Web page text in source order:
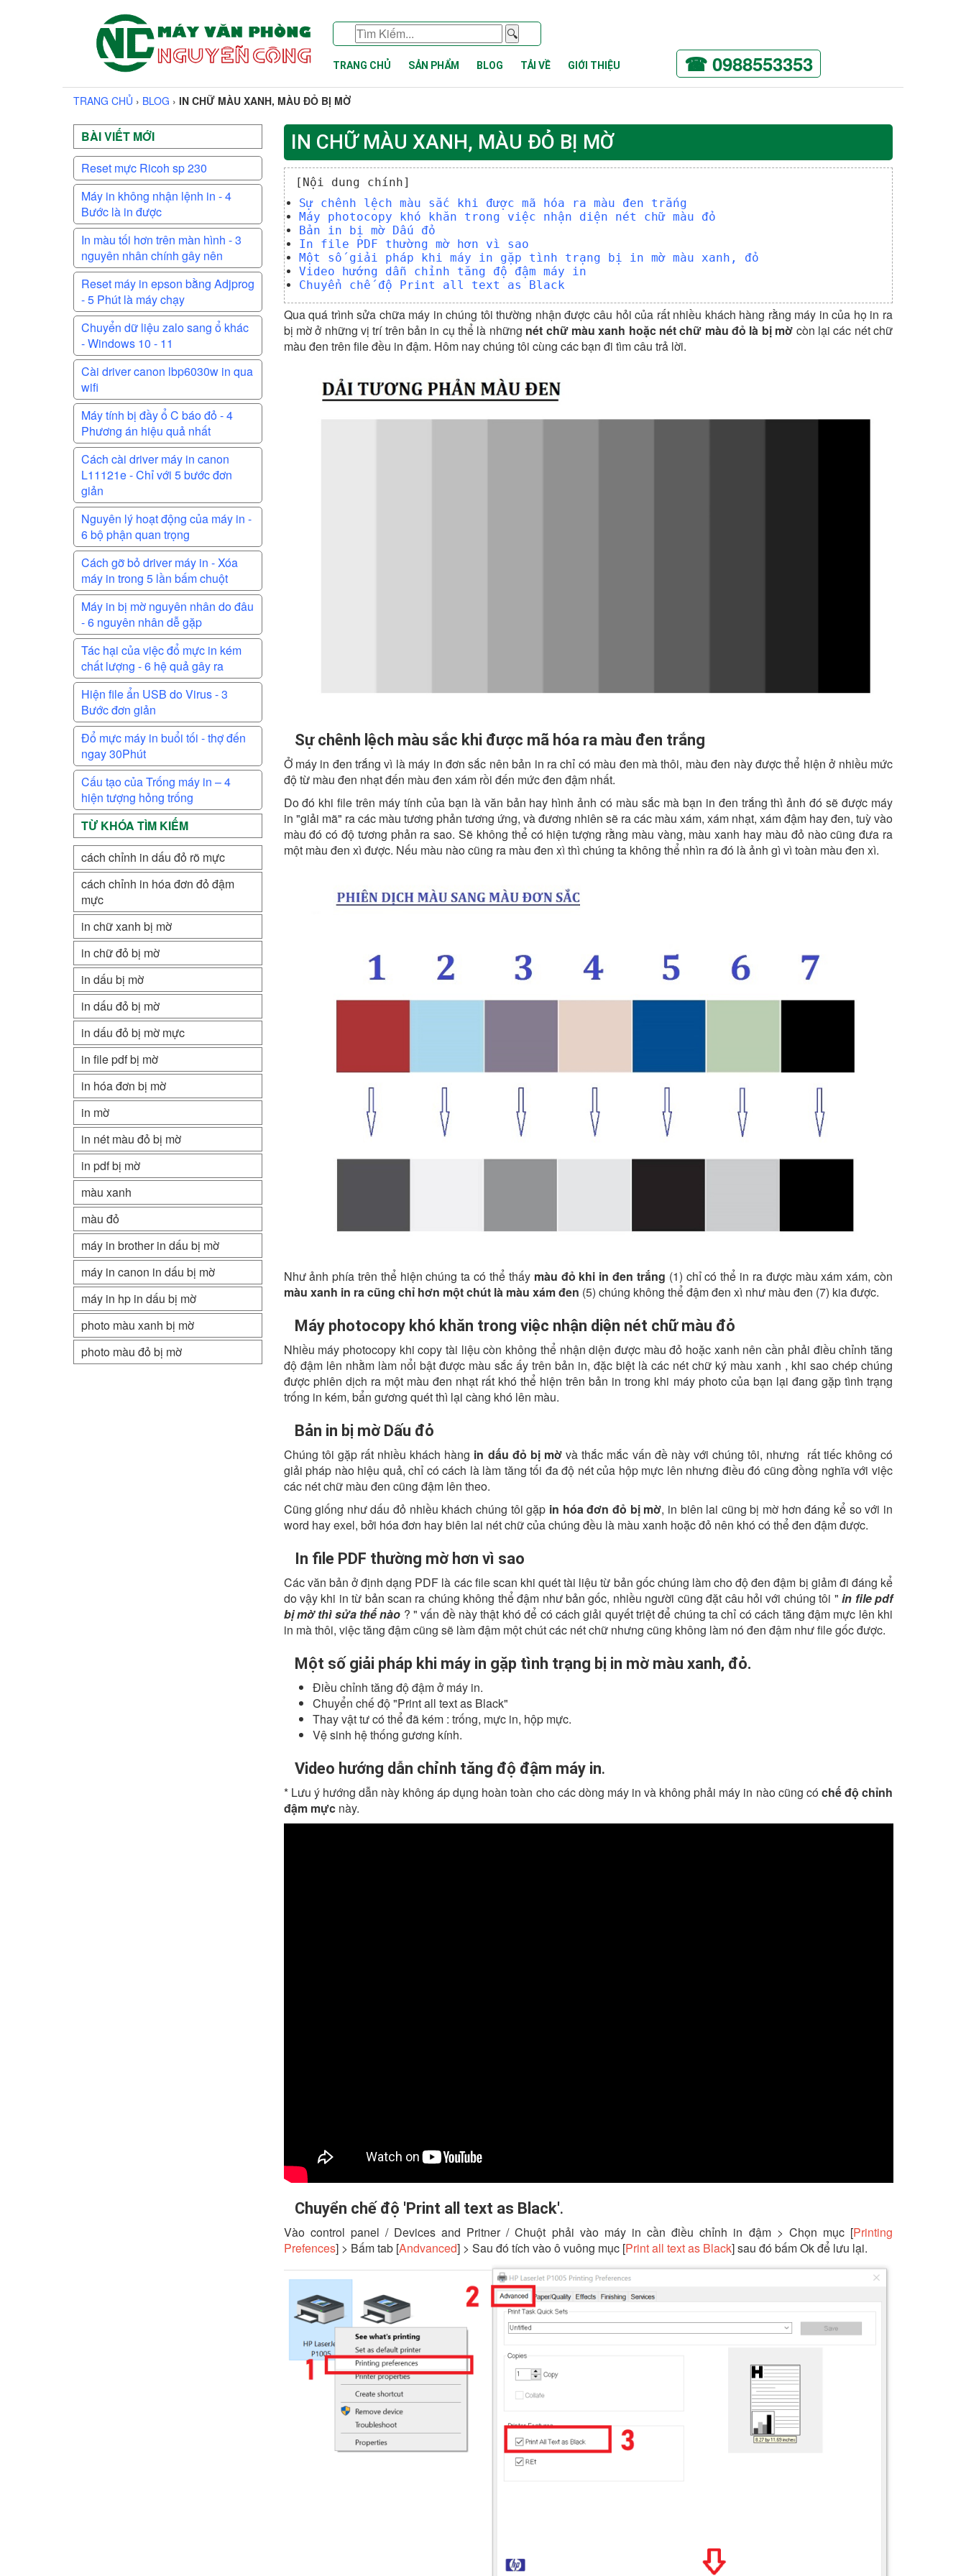
🔍
TRANG CHỦ SẢN PHẨM BLOG TẢI VỀ GIỚI THIỆU ☎ 0988553353
TRANG CHỦ › BLOG › IN CHỮ MÀU XANH, MÀU ĐỎ BỊ MỜ
BÀI VIẾT MỚI
Reset mực Ricoh sp 230
Máy in không nhận lệnh in - 4
Bước là in được
In màu tối hơn trên màn hình - 3
nguyên nhân chính gây nên
Reset máy in epson bằng Adjprog
- 5 Phút là máy chạy
Chuyển dữ liệu zalo sang ổ khác
- Windows 10 - 11
Cài driver canon lbp6030w in qua
wifi
Máy tính bị đầy ổ C báo đỏ - 4
Phương án hiệu quả nhất
Cách cài driver máy in canon
L11121e - Chỉ với 5 bước đơn
giản
Nguyên lý hoạt động của máy in -
6 bộ phận quan trọng
Cách gỡ bỏ driver máy in - Xóa
máy in trong 5 lần bấm chuột
Máy in bị mờ nguyên nhân do đâu
- 6 nguyên nhân dễ gặp
Tác hại của việc đổ mực in kém
chất lượng - 6 hệ quả gây ra
Hiện file ẩn USB do Virus - 3
Bước đơn giản
Đổ mực máy in buổi tối - thợ đến
ngay 30Phút
Cấu tạo của Trống máy in – 4
hiện tượng hỏng trống
TỪ KHÓA TÌM KIẾM
cách chỉnh in dấu đỏ rõ mực
cách chỉnh in hóa đơn đỏ đậm
mực
in chữ xanh bị mờ
in chữ đỏ bị mờ
in dấu bị mờ
in dấu đỏ bị mờ
in dấu đỏ bị mờ mực
in file pdf bị mờ
in hóa đơn bị mờ
in mờ
in nét màu đỏ bị mờ
in pdf bị mờ
màu xanh
màu đỏ
máy in brother in dấu bị mờ
máy in canon in dấu bị mờ
máy in hp in dấu bị mờ
photo màu xanh bị mờ
photo màu đỏ bị mờ
IN CHỮ MÀU XANH, MÀU ĐỎ BỊ MỜ
[Nội dung chính]
Sự chênh lệch màu sắc khi được mã hóa ra màu đen trắng
Máy photocopy khó khăn trong việc nhận diện nét chữ màu đỏ
Bản in bị mờ Dấu đỏ
In file PDF thường mờ hơn vì sao
Một số giải pháp khi máy in gặp tình trạng bị in mờ màu xanh, đỏ
Video hướng dẫn chỉnh tăng độ đậm máy in
Chuyển chế độ Print all text as Black
Qua quá trình sửa chữa máy in chúng tôi thường nhận được câu hỏi của rất nhiều khách hàng rằng máy in của họ in ra
bị mờ ở những vị trí trên bản in cụ thể là những nét chữ màu xanh hoặc nét chữ màu đỏ là bị mờ còn lại các nét chữ
màu đen trên file đều in đậm. Hôm nay chúng tôi cùng các bạn đi tìm câu trả lời.
Sự chênh lệch màu sắc khi được mã hóa ra màu đen trắng
Ở máy in đen trắng vì là máy in đơn sắc nên bản in ra chỉ có màu đen mà thôi, màu đen này được thể hiện ở nhiều mức
độ từ màu đen nhạt đến màu đen xám rồi đến mức đen đậm nhất.
Do đó khi file trên máy tính của bạn là văn bản hay hình ảnh có màu sắc mà bạn in đen trắng thì ảnh đó sẽ được máy
in "giải mã" ra các màu tương phản tương ứng, và đương nhiên sẽ ra các màu xám, xám nhạt, xám đậm hay đen, tuỳ vào
màu đó có độ tương phản ra sao. Sẽ không thể có hiện tượng rằng màu vàng, màu xanh hay màu đỏ nào cũng đưa ra
một màu đen xì được. Nếu màu nào cũng ra màu đen xì thì chúng ta không thể nhìn ra đó là ảnh gì vì toàn màu đen xì.
Như ảnh phía trên thể hiện chúng ta có thể thấy màu đỏ khi in đen trắng (1) chỉ có thể in ra được màu xám xám, còn
màu xanh in ra cũng chỉ hơn một chút là màu xám đen (5) chúng không thể đậm đen xì như màu đen (7) kia được.
Máy photocopy khó khăn trong việc nhận diện nét chữ màu đỏ
Nhiều máy photocopy khi copy tài liệu còn không thể nhận diện được màu đỏ hoặc xanh nên cần phải điều chỉnh tăng
độ đậm lên nhằm làm nổi bật được màu sắc ấy trên bản in, đặc biệt là các nét chữ ký màu xanh , khi sao chép chúng
được phiên dịch ra một màu đen nhạt rất khó thể hiện trên bản in trong khi máy photo của bạn lại đang gặp tình trạng
trống in kém, bẩn gương quét thì lại càng khó lên màu.
Bản in bị mờ Dấu đỏ
Chúng tôi gặp rất nhiều khách hàng in dấu đỏ bị mờ và thắc mắc vấn đề này với chúng tôi, nhưng rất tiếc không có
giải pháp nào hiệu quả, chỉ có cách là làm tăng tối đa độ nét của hộp mực lên nhưng điều đó cũng đồng nghĩa với việc
các nét chữ màu đen cũng đậm lên theo.
Cũng giống như dấu đỏ nhiều khách chúng tôi gặp in hóa đơn đỏ bị mờ, in biên lai cũng bị mờ hơn đáng kể so với in
word hay exel, bởi hóa đơn hay biên lai nét chữ của chúng đều là màu xanh hoặc đỏ nên khó có thể đen đậm được.
In file PDF thường mờ hơn vì sao
Các văn bản ở định dạng PDF là các file scan khi quét tài liệu từ bản gốc chúng làm cho độ đen đậm bị giảm đi đáng kể
do vậy khi in từ bản scan ra chúng không thể đậm như bản gốc, nhiều người cũng đặt câu hỏi với chúng tôi "in file pdf
bị mờ thì sửa thế nào ? " vấn đề này thật khó để có cách giải quyết triệt để chúng ta chỉ có cách tăng đậm mực lên khi
in mà thôi, việc tăng đậm cũng sẽ làm đậm một chút các nét chữ nhưng cũng không làm nó đen đậm như file gốc được.
Một số giải pháp khi máy in gặp tình trạng bị in mờ màu xanh, đỏ.
Điều chỉnh tăng độ đậm ở máy in.
Chuyển chế độ "Print all text as Black"
Thay vật tư có thể đã kém : trống, mực in, hộp mực.
Vệ sinh hệ thống gương kính.
Video hướng dẫn chỉnh tăng độ đậm máy in.
* Lưu ý hướng dẫn này không áp dụng hoàn toàn cho các dòng máy in và không phải máy in nào cũng cóchế độ chỉnh
đậm mựcnày.
Chuyển chế độ 'Print all text as Black'.
Vào control panel / Devices and Pritner / Chuột phải vào máy in cần điều chỉnh in đậm > Chọn mục [Printing
Prefences] > Bấm tab [Andvanced] > Sau đó tích vào ô vuông mục [Print all text as Black] sau đó bấm Ok để lưu lại.